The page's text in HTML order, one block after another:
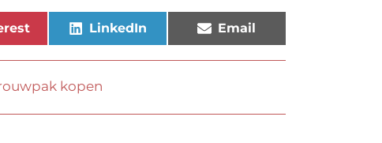
LinkedIn Email
kopen